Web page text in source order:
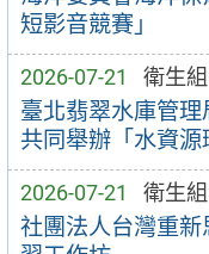
短影音競賽」
2026-07-21 衛生組
臺北翡翠水庫管
共同舉辦「水資源
2026-07-21 衛生組
社團法人台灣重